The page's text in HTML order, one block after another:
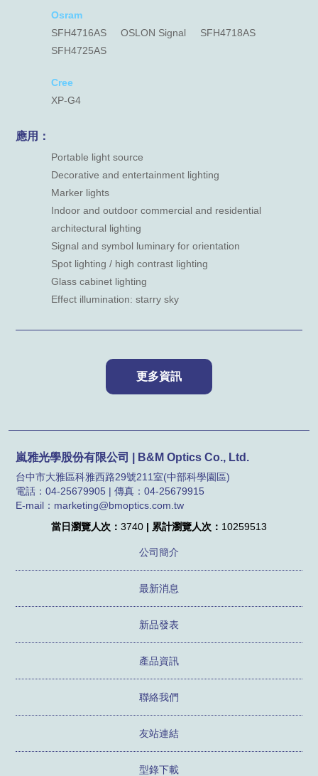
Osram
SFH4716AS
OSLON Signal
SFH4718AS
SFH4725AS
Cree
XP-G4
應用：
Portable light source
Decorative and entertainment lighting
Marker lights
Indoor and outdoor commercial and residential
architectural lighting
Signal and symbol luminary for orientation
Spot lighting / high contrast lighting
Glass cabinet lighting
Effect illumination: starry sky
嵐雅光學股份有限公司 | B&M Optics Co., Ltd.
台中市大雅區科雅西路29號211室(中部科學園區)
電話：04-25679905 | 傳真：04-25679915
E-mail：marketing@bmoptics.com.tw
當日瀏覽人次： 3740 | 累計瀏覽人次： 10259513
公司簡介
最新消息
新品發表
產品資訊
聯絡我們
友站連結
型錄下載